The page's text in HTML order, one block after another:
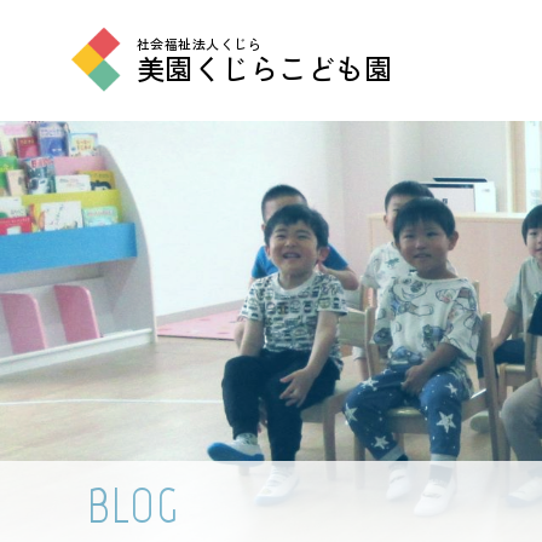
社会福祉法人くじら
美園くじらこども園
BLOG